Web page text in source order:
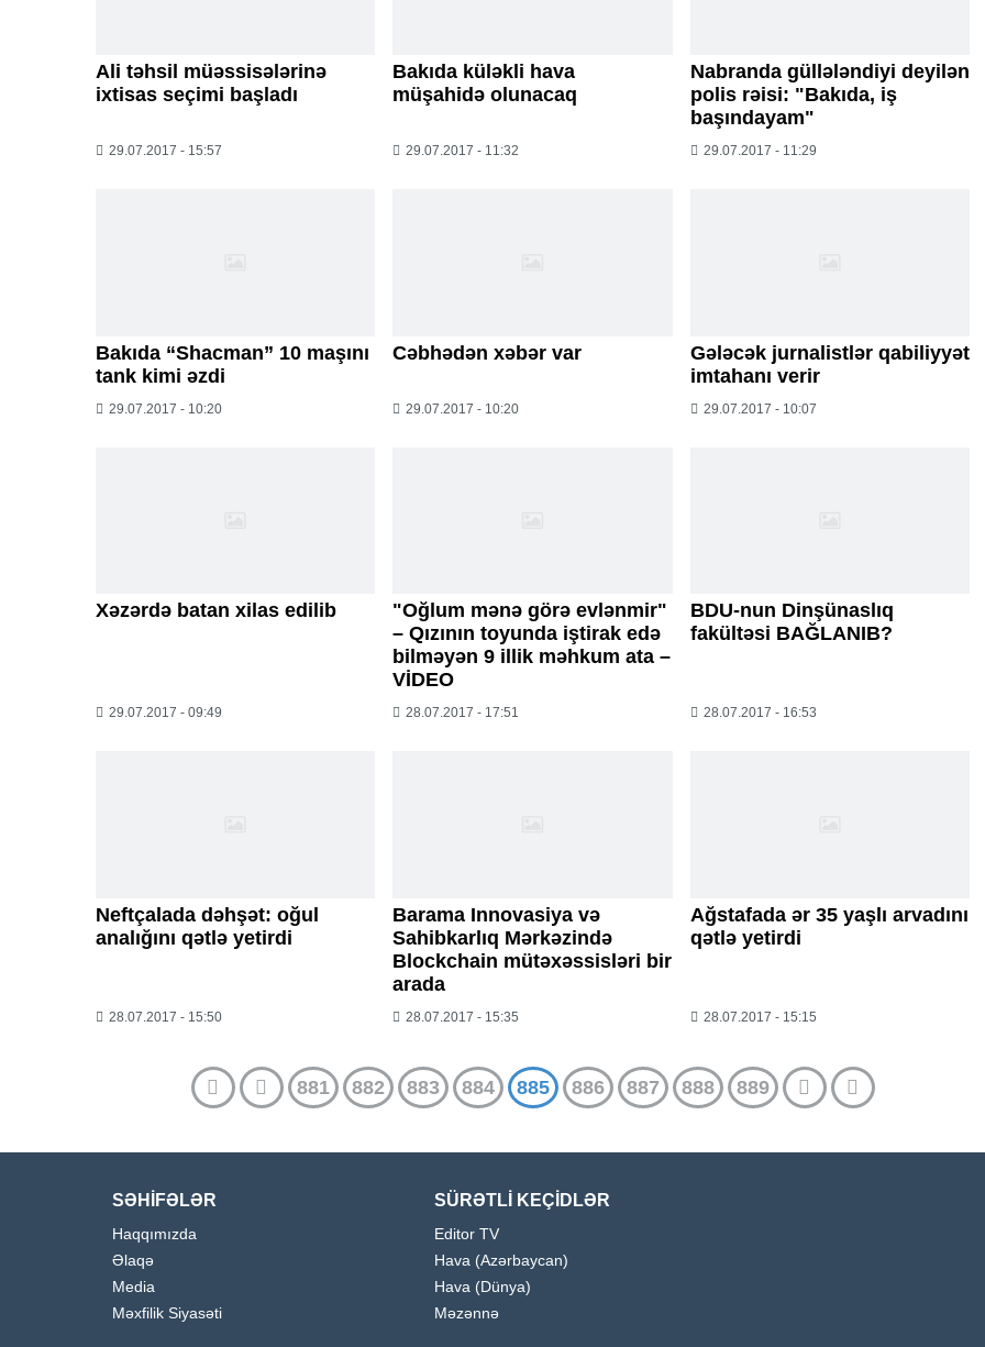
Ali təhsil müəssisələrinə
ixtisas seçimi başladı
29.07.2017 - 15:57
Bakıda küləkli hava
müşahidə olunacaq
29.07.2017 - 11:32
Nabranda güllələndiyi deyilən
polis rəisi: "Bakıda, iş
başındayam"
29.07.2017 - 11:29
Bakıda “Shacman” 10 maşını
tank kimi əzdi
29.07.2017 - 10:20
Cəbhədən xəbər var
29.07.2017 - 10:20
Gələcək jurnalistlər qabiliyyət
imtahanı verir
29.07.2017 - 10:07
Xəzərdə batan xilas edilib
29.07.2017 - 09:49
"Oğlum mənə görə evlənmir"
– Qızının toyunda iştirak edə
bilməyən 9 illik məhkum ata –
VİDEO
28.07.2017 - 17:51
BDU-nun Dinşünaslıq
fakültəsi BAĞLANIB?
28.07.2017 - 16:53
Neftçalada dəhşət: oğul
analığını qətlə yetirdi
28.07.2017 - 15:50
Barama Innovasiya və
Sahibkarlıq Mərkəzində
Blockchain mütəxəssisləri bir
arada
28.07.2017 - 15:35
Ağstafada ər 35 yaşlı arvadını
qətlə yetirdi
28.07.2017 - 15:15
881 882 883 884 885 886 887 888 889
SƏHİFƏLƏR
Haqqımızda
Əlaqə
Media
Məxfilik Siyasəti
SÜRƏTLİ KEÇİDLƏR
Editor TV
Hava (Azərbaycan)
Hava (Dünya)
Məzənnə